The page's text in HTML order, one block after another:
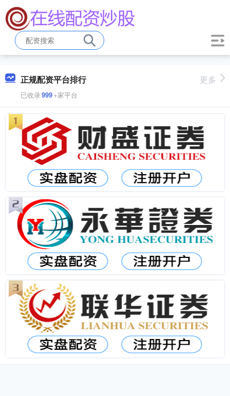
正规配资平台排行
已收录999+家平台
更多